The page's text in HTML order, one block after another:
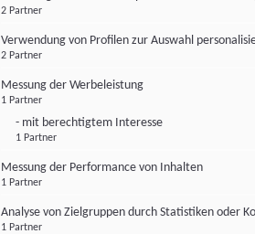
2 Partner
Verwendung von Profilen zur Auswahl
2 Partner
Messung der Werbeleistung
1 Partner
- mit berechtigtem Interesse
1 Partner
Messung der Performance von Inhalten
1 Partner
Analyse von Zielgruppen durch Statistiken oder
1 Partner